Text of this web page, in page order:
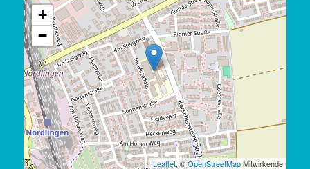
+
−
Leaflet, ©OpenStreetMapMitwirkende